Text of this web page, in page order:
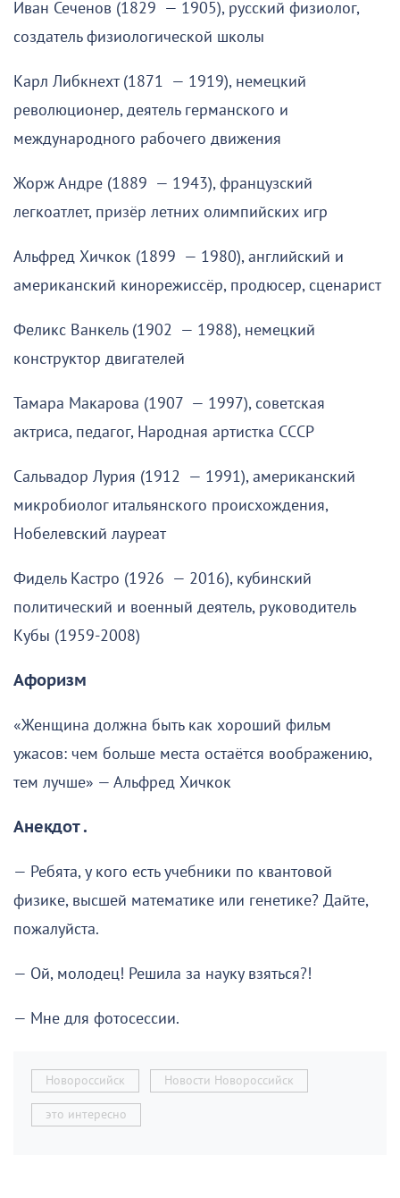
Иван Сеченов (1829 — 1905), русский физиолог,
создатель физиологической школы
Карл Либкнехт (1871 — 1919), немецкий
революционер, деятель германского и
международного рабочего движения
Жорж Андре (1889 — 1943), французский
легкоатлет, призёр летних олимпийских игр
Альфред Хичкок (1899 — 1980), английский и
американский кинорежиссёр, продюсер, сценарист
Феликс Ванкель (1902 — 1988), немецкий
конструктор двигателей
Тамара Макарова (1907 — 1997), советская
актриса, педагог, Народная артистка СССР
Сальвадор Лурия (1912 — 1991), американский
микробиолог итальянского происхождения,
Нобелевский лауреат
Фидель Кастро (1926 — 2016), кубинский
политический и военный деятель, руководитель
Кубы (1959-2008)
Афоризм
«Женщина должна быть как хороший фильм
ужасов: чем больше места остаётся воображению,
тем лучше» — Альфред Хичкок
Анекдот .
— Ребята, у кого есть учебники по квантовой
физике, высшей математике или генетике? Дайте,
пожалуйста.
— Ой, молодец! Решила за науку взяться?!
— Мне для фотосессии.
Новороссийск Новости Новороссийск
это интересно